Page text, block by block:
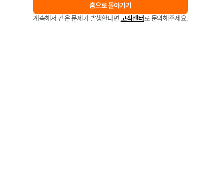
홈으로 돌아가기
계속해서 같은 문제가 발생한다면 고객센터로 문의해주세요.